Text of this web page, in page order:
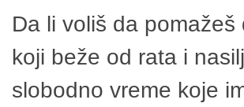
Da li voliš da
koji beže od rata i
slobodno vreme koje